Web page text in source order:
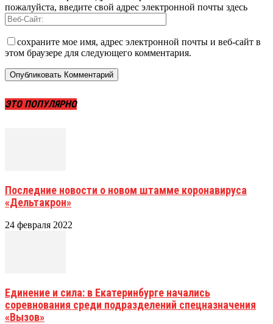
пожалуйста, введите свой адрес электронной почты здесь
сохраните мое имя, адрес электронной почты и веб-сайт в
этом браузере для следующего комментария.
ЭТО ПОПУЛЯРНО
Последние новости о новом штамме коронавируса
«Дельтакрон»
24 февраля 2022
Единение и сила: в Екатеринбурге начались
соревнования среди подразделений спецназначения
«Вызов»